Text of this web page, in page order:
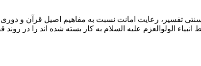
تفسیر، رعایت امانت نسبت به مفاهیم اصیل قرآن و دوری
الولوالعزم علیه السلام به کار بسته شده اند را در